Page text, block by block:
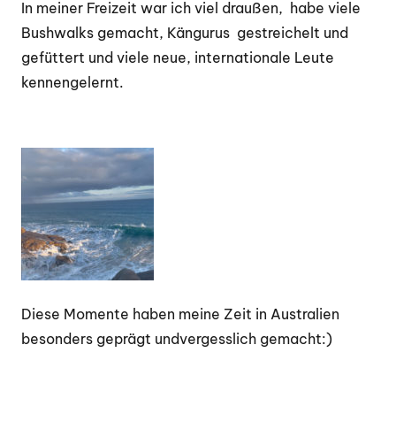
In meiner Freizeit war ich viel draußen, habe viele
Bushwalks gemacht, Kängurus gestreichelt und
gefüttert und viele neue, internationale Leute
kennengelernt.
Diese Momente haben meine Zeit in Australien
besonders geprägt undvergesslich gemacht:)